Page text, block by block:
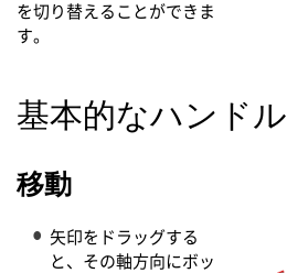
を切り替えることができま
す。
基本的なハンドル
移動
矢印をドラッグする
と、その軸方向にボッ